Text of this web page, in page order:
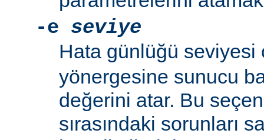
-e seviye
Hata günlüğü
yönergesine sunucu
değerini atar. Bu
sırasındaki sorunları